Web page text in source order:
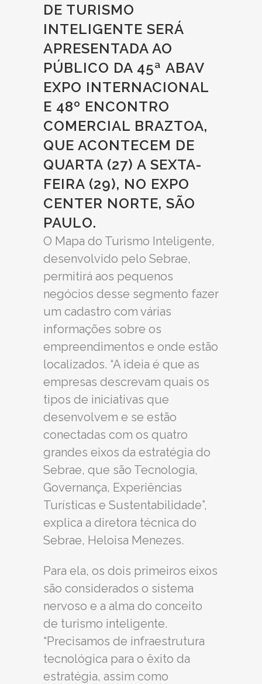
DE TURISMO
INTELIGENTE SERÁ
APRESENTADA AO
PÚBLICO DA 45ª ABAV
EXPO INTERNACIONAL
E 48º ENCONTRO
COMERCIAL BRAZTOA,
QUE ACONTECEM DE
QUARTA (27) A SEXTA-
FEIRA (29), NO EXPO
CENTER NORTE, SÃO
PAULO.
O Mapa do Turismo Inteligente,
desenvolvido pelo Sebrae,
permitirá aos pequenos
negócios desse segmento fazer
um cadastro com várias
informações sobre os
empreendimentos e onde estão
localizados. “A ideia é que as
empresas descrevam quais os
tipos de iniciativas que
desenvolvem e se estão
conectadas com os quatro
grandes eixos da estratégia do
Sebrae, que são Tecnologia,
Governança, Experiências
Turísticas e Sustentabilidade”,
explica a diretora técnica do
Sebrae, Heloisa Menezes.
Para ela, os dois primeiros eixos
são considerados o sistema
nervoso e a alma do conceito
de turismo inteligente.
“Precisamos de infraestrutura
tecnológica para o êxito da
estratégia, assim como